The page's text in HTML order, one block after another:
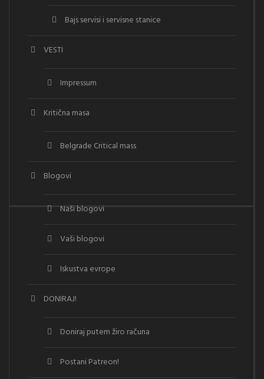
Bajs servisi i servisne stanice
VESTI
Impressum
Kritična masa
Belgrade Critical mass
Blogovi
Naši blogovi
Vaši blogovi
Iskustva evrope
DONIRAJ!
Doniraj putem žiro računa
Postani Patreon!